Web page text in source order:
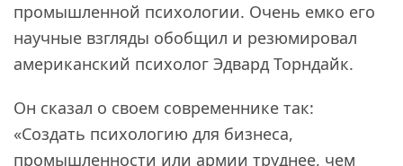
промышленной психологии. Очень емко его
научные взгляды обобщил и резюмировал
американский психолог Эдвард Торндайк.
Он сказал о своем современнике так:
«Создать психологию для бизнеса,
промышленности или армии труднее, чем